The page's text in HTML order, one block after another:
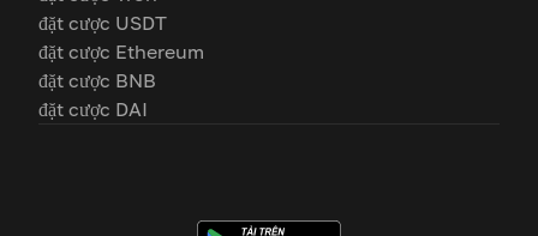
đặt cược USDT
đặt cược Ethereum
đặt cược BNB
đặt cược DAI